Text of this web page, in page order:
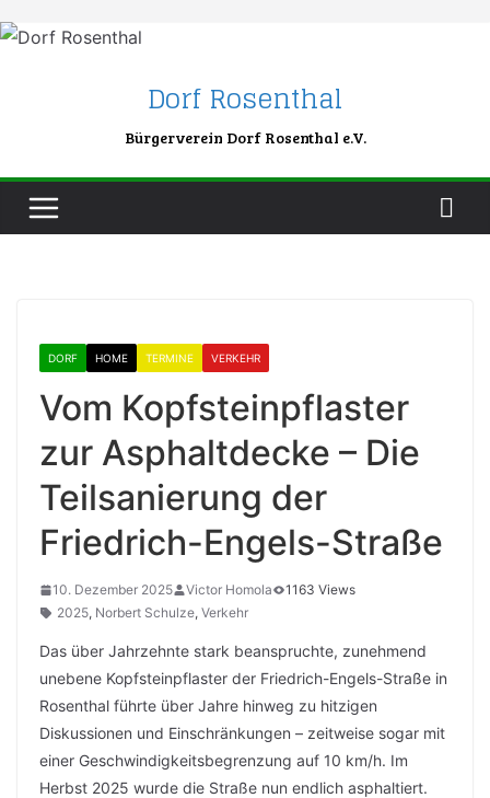
to
Dorf Rosenthal
Bürgerverein Dorf Rosenthal e.V.
DORF HOME TERMINE VERKEHR
Vom Kopfsteinpflaster
zur Asphaltdecke – Die
Teilsanierung der
Friedrich-Engels-Straße
10. Dezember 2025 Victor Homola
1163 Views
2025, Norbert Schulze, Verkehr
Das über Jahrzehnte stark beanspruchte, zunehmend
unebene Kopfsteinpflaster der Friedrich-Engels-Straße in
Rosenthal führte über Jahre hinweg zu hitzigen
Diskussionen und Einschränkungen – zeitweise sogar mit
einer Geschwindigkeitsbegrenzung auf 10 km/h. Im
Herbst 2025 wurde die Straße nun endlich asphaltiert.